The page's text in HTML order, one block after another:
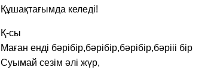
Құшақтағымда келеді!
Қ-сы
Маған енді бәрібір,бәрібір,бәрібір,бәрііі бір
Суымай сезім әлі жүр,